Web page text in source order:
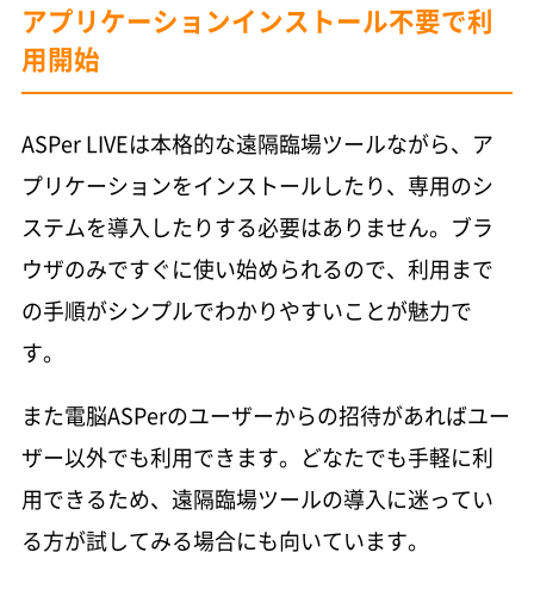
アプリケーションインストール不要で利
用開始
ASPer LIVEは本格的な遠隔臨場ツールながら、ア
プリケーションをインストールしたり、専用のシ
ステムを導入したりする必要はありません。ブラ
ウザのみですぐに使い始められるので、利用まで
の手順がシンプルでわかりやすいことが魅力で
す。
また電脳ASPerのユーザーからの招待があればユー
ザー以外でも利用できます。どなたでも手軽に利
用できるため、遠隔臨場ツールの導入に迷ってい
る方が試してみる場合にも向いています。